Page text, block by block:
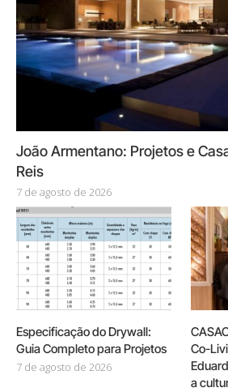
João Armentano: Projetos e
Reis
7 de agosto de 2026
Especificação do Drywall:
Guia Completo para Projetos
7 de agosto de 2026
Co-
a